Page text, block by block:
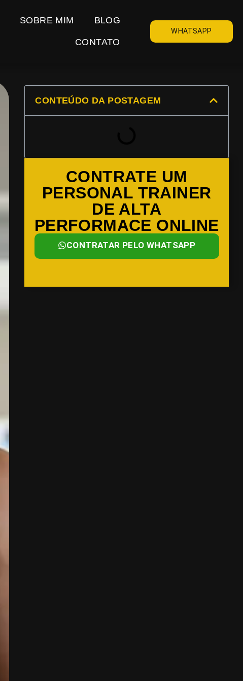
SOBRE MIM BLOG
CONTATO
WHATSAPP
CONTEÚDO DA POSTAGEM
CONTRATE UM
PERSONAL TRAINER
DE ALTA
PERFORMACE ONLINE
CONTRATAR PELO WHATSAPP